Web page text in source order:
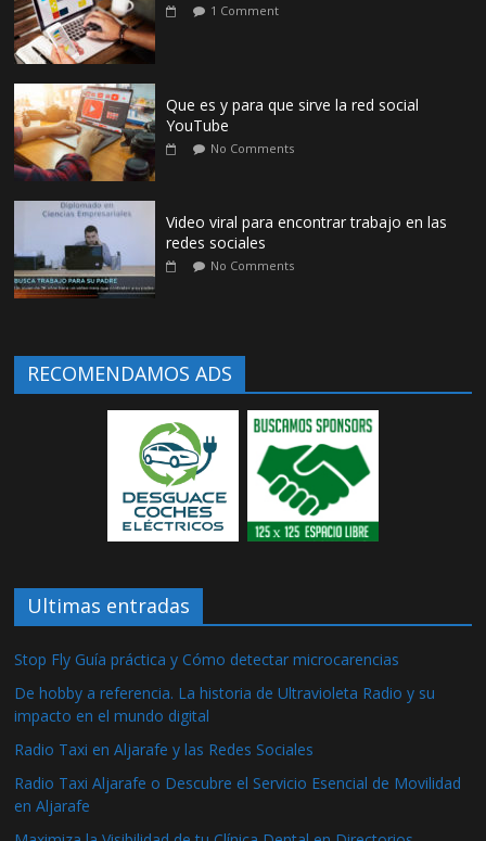
1 Comment
Que es y para que sirve la red social
YouTube
No Comments
Video viral para encontrar trabajo en las
redes sociales
No Comments
RECOMENDAMOS ADS
Ultimas entradas
Stop Fly Guía práctica y Cómo detectar microcarencias
De hobby a referencia. La historia de Ultravioleta Radio y su
impacto en el mundo digital
Radio Taxi en Aljarafe y las Redes Sociales
Radio Taxi Aljarafe o Descubre el Servicio Esencial de Movilidad
en Aljarafe